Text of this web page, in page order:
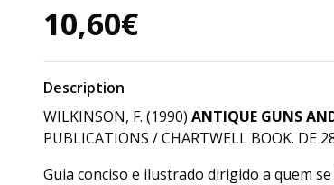
10,60€
Description
WILKINSON, F. (1990) ANTIQUE GUNS
PUBLICATIONS / CHARTWELL BOOK. DE
Guia conciso e ilustrado dirigido a quem